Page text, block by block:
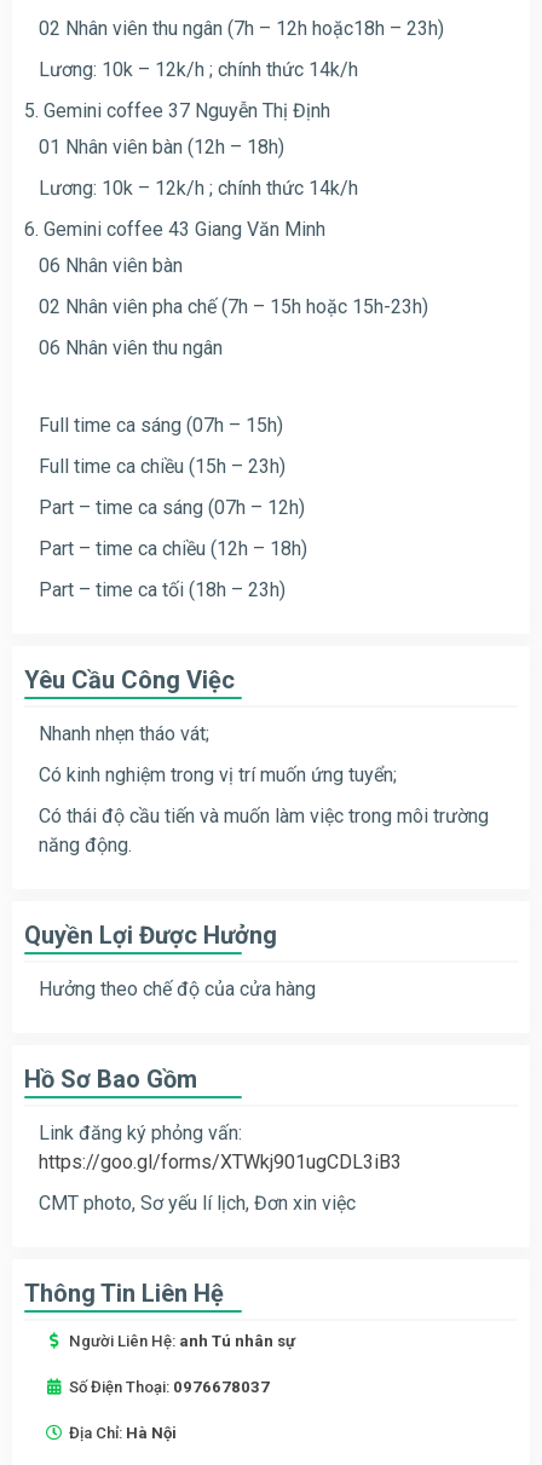
02 Nhân viên thu ngân (7h – 12h hoặc18h – 23h)
Lương: 10k – 12k/h ; chính thức 14k/h
5. Gemini coffee 37 Nguyễn Thị Định
01 Nhân viên bàn (12h – 18h)
Lương: 10k – 12k/h ; chính thức 14k/h
6. Gemini coffee 43 Giang Văn Minh
06 Nhân viên bàn
02 Nhân viên pha chế (7h – 15h hoặc 15h-23h)
06 Nhân viên thu ngân
Full time ca sáng (07h – 15h)
Full time ca chiều (15h – 23h)
Part – time ca sáng (07h – 12h)
Part – time ca chiều (12h – 18h)
Part – time ca tối (18h – 23h)
Yêu Cầu Công Việc
Nhanh nhẹn tháo vát;
Có kinh nghiệm trong vị trí muốn ứng tuyển;
Có thái độ cầu tiến và muốn làm việc trong môi trường
năng động.
Quyền Lợi Được Hưởng
Hưởng theo chế độ của cửa hàng
Hồ Sơ Bao Gồm
Link đăng ký phỏng vấn:
https://goo.gl/forms/XTWkj901ugCDL3iB3
CMT photo, Sơ yếu lí lịch, Đơn xin việc
Thông Tin Liên Hệ
Người Liên Hệ: anh Tú nhân sự
Số Điện Thoại: 0976678037
Địa Chỉ: Hà Nội